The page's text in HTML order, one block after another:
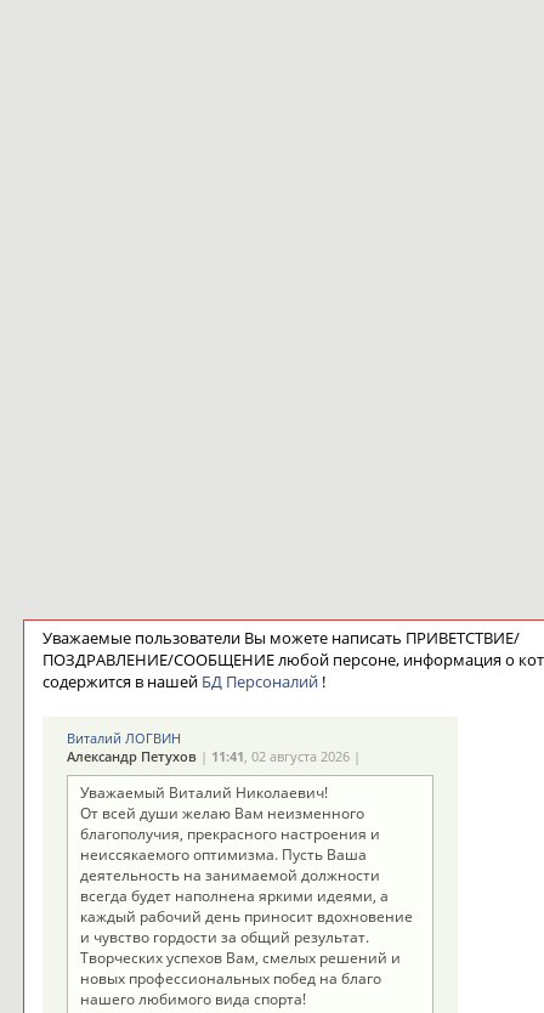
Уважаемые пользователи Вы можете написать ПРИВЕТСТВИЕ/
ПОЗДРАВЛЕНИЕ/СООБЩЕНИЕ любой персоне, информация о
содержится в нашей БД Персоналий!
Виталий ЛОГВИН
Александр Петухов| 11:41, 02 августа 2026 |
Уважаемый Виталий Николаевич!
От всей души желаю Вам неизменного
благополучия, прекрасного настроения и
неиссякаемого оптимизма. Пусть Ваша
деятельность на занимаемой должности
всегда будет наполнена яркими идеями, а
каждый рабочий день приносит вдохновение
и чувство гордости за общий результат.
Творческих успехов Вам, смелых решений и
новых профессиональных побед на благо
нашего любимого вида спорта!